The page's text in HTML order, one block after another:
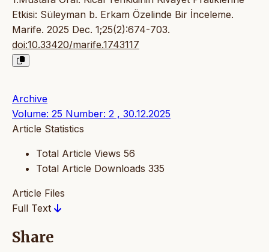
Etkisi: Süleyman b. Erkam Özelinde Bir İnceleme.
Marife. 2025 Dec. 1;25(2):674-703.
doi:10.33420/marife.1743117
Archive
Volume: 25 Number: 2 , 30.12.2025
Article Statistics
Total Article Views 56
Total Article Downloads 335
Article Files
Full Text
Share